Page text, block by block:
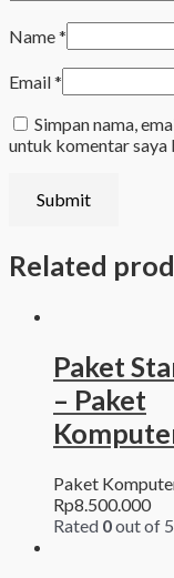
Name*
Email*
Simpan nama,
untuk komentar saya
Related
Paket
– Paket
Paket
Rp8.500.000
Rated 0out of 5